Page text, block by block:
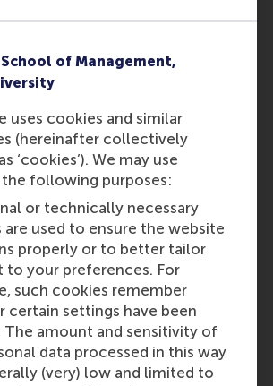
of Management,
uses cookies and similar
(hereinafter collectively
‘cookies’). We may use
following purposes:
or technically necessary
are used to ensure the website
properly or to better tailor
to your preferences. For
such cookies remember
certain settings have been
The amount and sensitivity of
data processed in this way
(very) low and limited to
de vaardigheden met
tot het betreffende vak
zijn. In dat geval kan de
een vervangend
dan wel een
of vervangende toets
alvorens de student
vak wordt getoetst door
meer dan één toets, dan
van elke toets
het studiejaar waarin de
afgelegd, tenzij dit
anders is bepaald in de